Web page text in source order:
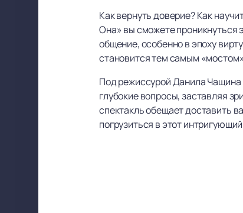
Как вернуть доверие? Как
Она» вы сможете проникнуться
общение, особенно в эпоху
становится тем самым
Под режиссурой Данила Чащина
глубокие вопросы, заставляя
спектакль обещает доставить
погрузиться в этот